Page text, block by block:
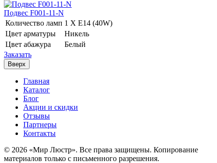
Подвес F001-11-N
Количество ламп 1 Х E14 (40W)
Цвет арматуры
Никель
Цвет абажура
Белый
Заказать
Вверх
Главная
Каталог
Блог
Акции и скидки
Отзывы
Партнеры
Контакты
© 2026 «Мир Люстр». Все права защищены. Копирование
материалов только с письменного разрешения.